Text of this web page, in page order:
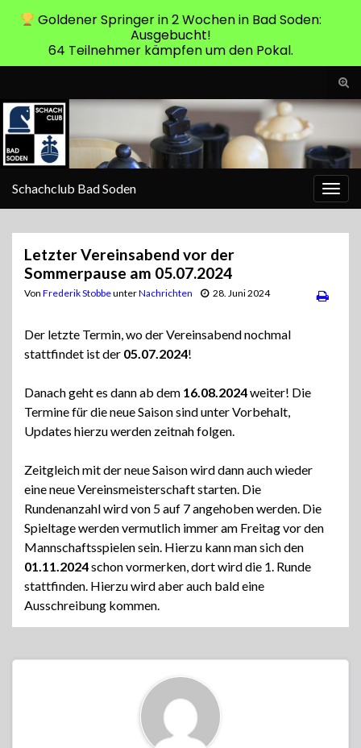
Schachclub Bad Soden
Letzter Vereinsabend vor der
Sommerpause am 05.07.2024
Von Frederik StobbeunterNachrichten 28. Juni 2024
Der letzte Termin, wo der Vereinsabend nochmal
stattfindet ist der 05.07.2024!
Danach geht es dann ab dem 16.08.2024weiter! Die
Termine für die neue Saison sind unter Vorbehalt,
Updates hierzu werden zeitnah folgen.
Zeitgleich mit der neue Saison wird dann auch wieder
eine neue Vereinsmeisterschaft starten. Die
Rundenanzahl wird von 5 auf 7 angehoben werden. Die
Spieltage werden vermutlich immer am Freitag vor den
Mannschaftsspielen sein. Hierzu kann man sich den
01.11.2024schon vormerken, dort wird die 1. Runde
stattfinden. Hierzu wird aber auch bald eine
Ausschreibung kommen.
Goldener Springer in 2 Wochen in Bad Soden:
Ausgebucht!
64 Teilnehmer kämpfen um den Pokal.